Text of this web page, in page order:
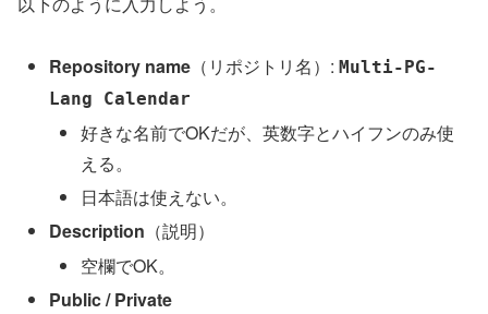
Repository name （リポジトリ名）:Multi-PG-
Lang Calendar
好きな名前でOKだが、英数字とハイフンのみ使
える。
日本語は使えない。
Description （説明）
空欄でOK。
Public / Private